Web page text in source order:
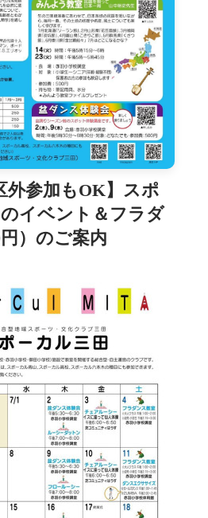
外参加もOK】スポ
イベント＆フラダ
）のご案内